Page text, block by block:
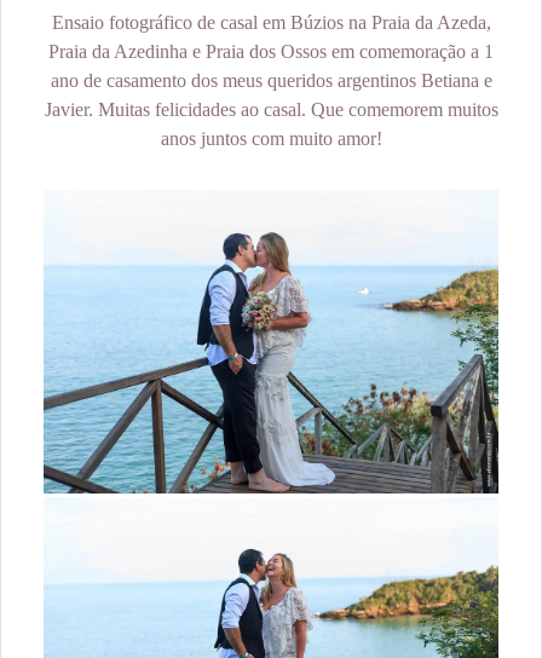
Ensaio fotográfico de casal em Búzios na Praia da Azeda,
Praia da Azedinha e Praia dos Ossos em comemoração a 1
ano de casamento dos meus queridos argentinos Betiana e
Javier. Muitas felicidades ao casal. Que comemorem muitos
anos juntos com muito amor!